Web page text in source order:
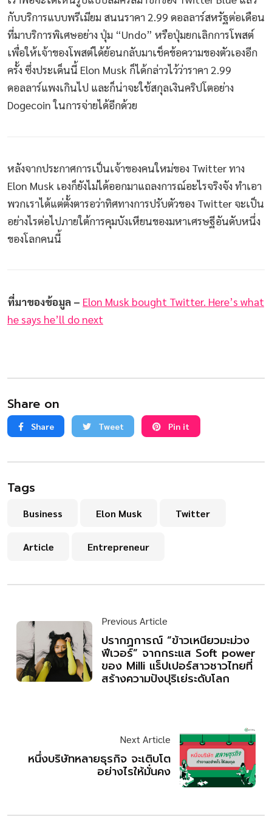
กับบริการแบบพรีเมียม สนนราคา 2.99 ดอลลาร์สหรัฐต่อเดือน
ที่มาบริการพิเศษอย่าง ปุ่ม “Undo” หรือปุ่มยกเลิกการโพสต์
เพื่อให้เจ้าของโพสต์ได้ย้อนกลับมาเช็คข้อความของตัวเองอีก
ครั้ง ซึ่งประเด็นนี้ Elon Musk ก็ได้กล่าวไว้ว่าราคา 2.99
ดอลลาร์แพงเกินไป และก็น่าจะใช้สกุลเงินคริปโตอย่าง
Dogecoin ในการจ่ายได้อีกด้วย
หลังจากประกาศการเป็นเจ้าของคนใหม่ของ Twitter ทาง
Elon Musk เองก็ยังไม่ได้ออกมาแถลงการณ์อะไรจริงจัง ทำเอา
พวกเราได้แต่ตั้งตารอว่าทิศทางการปรับตัวของ Twitter จะเป็น
อย่างไรต่อไปภายใต้การคุมบังเหียนของมหาเศรษฐีอันดับหนึ่ง
ของโลกคนนี้
ที่มาของข้อมูล – Elon Musk bought Twitter. Here’s what
he says he’ll do next
Share on
Share Tweet Pin it
Tags
Business Elon Musk Twitter
Article Entrepreneur
Previous Article
ปรากฏการณ์ “ข้าวเหนียวมะม่วง
ฟีเวอร์” จากกระแส Soft power
ของ Milli แร็ปเปอร์สาวชาวไทยที่
สร้างความปังปุริเย่ระดับโลก
Next Article
หนึ่งบริษัทหลายธุรกิจ จะเติบโต
อย่างไรให้มั่นคง